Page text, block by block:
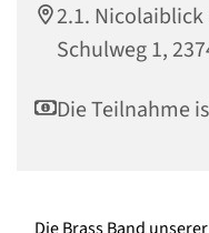
2.1.
Schulweg 1,
Die Teilnahme